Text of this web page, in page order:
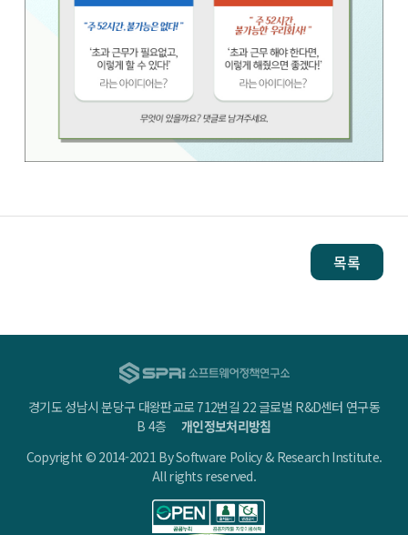
목록
경기도 성남시 분당구 대왕판교로 712번길 22 글로벌 R&D센터 연구동
B 4층개인정보처리방침
Copyright © 2014-2021 By Software Policy & Research Institute.
All rights reserved.